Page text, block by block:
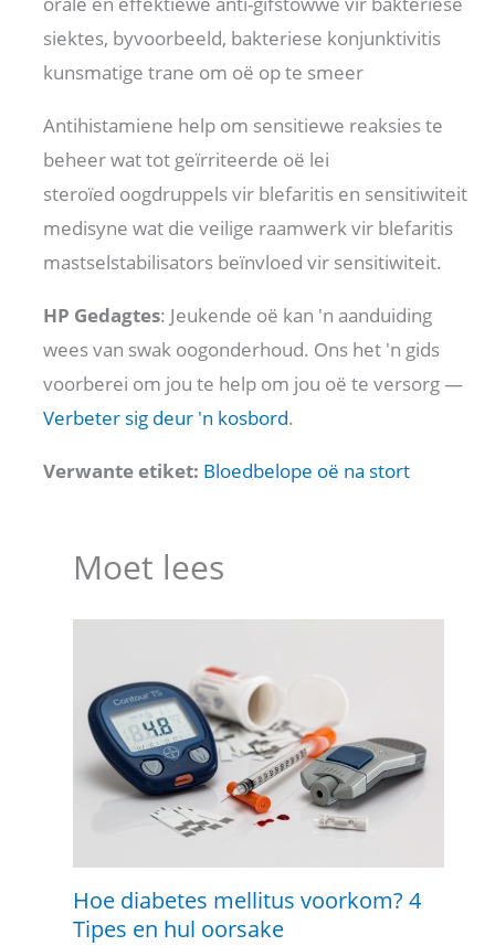
siektes, byvoorbeeld, bakteriese konjunktivitis
kunsmatige trane om oë op te smeer
Antihistamiene help om sensitiewe reaksies te
beheer wat tot geïrriteerde oë lei
steroïed oogdruppels vir blefaritis en sensitiwiteit
medisyne wat die veilige raamwerk vir blefaritis
mastselstabilisators beïnvloed vir sensitiwiteit.
HP Gedagtes: Jeukende oë kan 'n aanduiding
wees van swak oogonderhoud. Ons het 'n gids
voorberei om jou te help om jou oë te versorg —
Verbeter sig deur 'n kosbord.
Verwante etiket: Bloedbelope oë na stort
Moet lees
Hoe diabetes mellitus voorkom? 4
Tipes en hul oorsake